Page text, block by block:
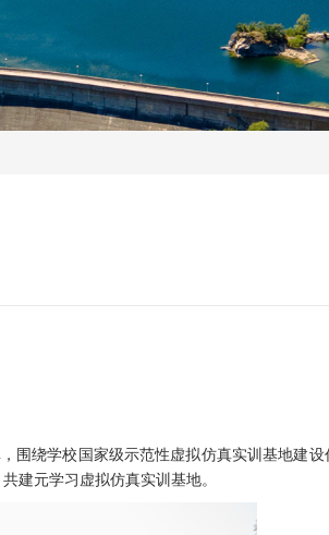
， 围绕学校国家级示范性虚拟仿真实训基地建
建元学习虚拟仿真实训基地。